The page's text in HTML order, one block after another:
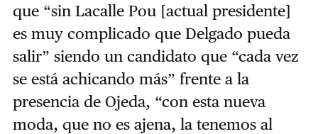
que “sin Lacalle Pou [actual presidente]
es muy complicado que Delgado pueda
salir” siendo un candidato que “cada vez
se está achicando más” frente a la
presencia de Ojeda, “con esta nueva
moda, que no es ajena, la tenemos al